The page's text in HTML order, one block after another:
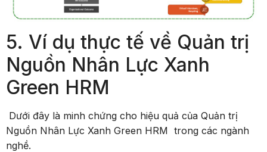
5. Ví dụ thực tế về Quản trị
Nguồn Nhân Lực Xanh
Green HRM
Dưới đây là minh chứng cho hiệu quả của Quản trị
Nguồn Nhân Lực Xanh Green HRM trong các ngành
nghề.